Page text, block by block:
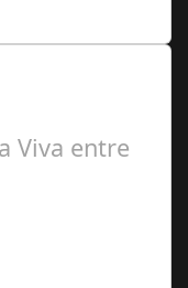
Viva entre